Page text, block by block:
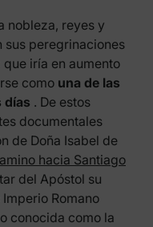
nobleza, reyes y
sus peregrinaciones
iría en aumento
como una de las
días . De estos
documentales
de Doña Isabel de
hacia Santiago
del Apóstol su
Romano
conocida como la